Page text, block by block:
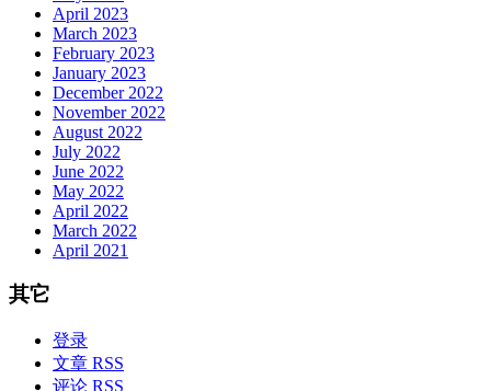
April 2023
March 2023
February 2023
January 2023
December 2022
November 2022
August 2022
July 2022
June 2022
May 2022
April 2022
March 2022
April 2021
其它
登录
文章 RSS
评论 RSS